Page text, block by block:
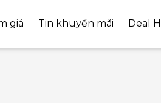
giá Tin khuyến mãi Deal